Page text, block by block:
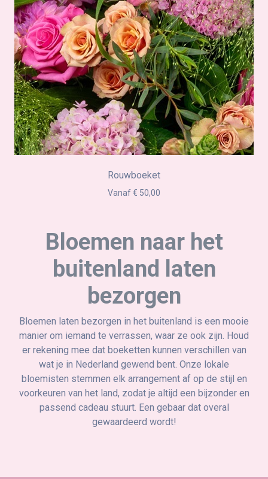
Rouwboeket
Vanaf € 50,00
Bloemen naar het
buitenland laten
bezorgen
Bloemen laten bezorgen in het buitenland is een mooie
manier om iemand te verrassen, waar ze ook zijn. Houd
er rekening mee dat boeketten kunnen verschillen van
wat je in Nederland gewend bent. Onze lokale
bloemisten stemmen elk arrangement af op de stijl en
voorkeuren van het land, zodat je altijd een bijzonder en
passend cadeau stuurt. Een gebaar dat overal
gewaardeerd wordt!